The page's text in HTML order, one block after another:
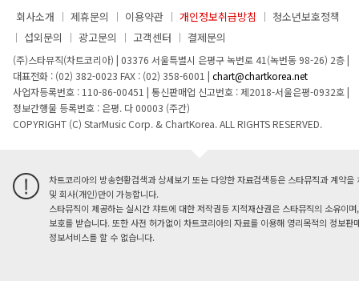
회사소개 제휴문의 이용약관 개인정보취급방침
청소년보호정책
섭외문의
광고문의 고객센터 결제문의
(주)스타뮤직(차트코리아) | 03376 서울특별시 은평구 녹번로 41(녹번동 98-26) 2층|
대표전화 : (02) 382-0023 FAX : (02) 358-6001 | chart@chartkorea.net
사업자등록번호 : 110-86-00451 | 통신판매업 신고번호 : 제2018-서울은평-0932호|
정보간행물 등록번호 : 은평. 다 00003 (주간)
COPYRIGHT (C) StarMusic Corp. & ChartKorea. ALL RIGHTS RESERVED.
차트코리아의 방송현황검색과 상세보기 또는 다양한 자료검색등은 스타뮤직과 계약을
및 회사(개인)만이 가능합니다.
스타뮤직이 제공하는 실시간 챠트에 대한 저작권등 지적재산권은 스타뮤직의 소유이
보호를 받습니다. 또한 사전 허가없이 차트코리아의 자료를 이용해 영리목적의 정보판
정보서비스를 할 수 없습니다.